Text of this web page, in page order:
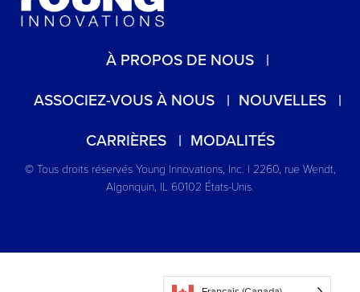
À PROPOS DE NOUS
ASSOCIEZ-VOUS À NOUS
NOUVELLES
CARRIÈRES
MODALITÉS
© Tous droits réservés Young Innovations, Inc. | 2260, rue Wendt,
Algonquin, IL 60102 États-Unis.